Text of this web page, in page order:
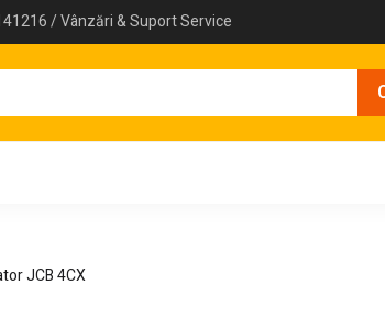
/ Vânzări & Suport Service
JCB 4CX